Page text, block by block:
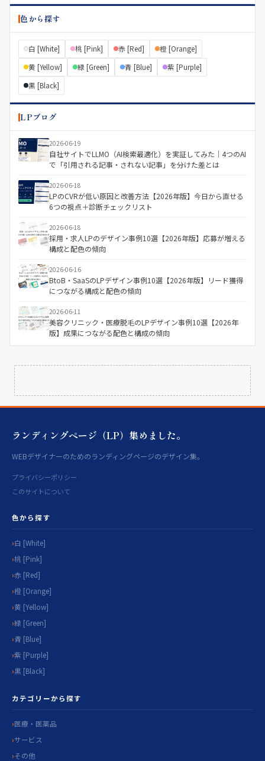
色から探す
白 [White] 桃 [Pink] 赤 [Red]
橙 [Orange]
黄 [Yellow]
緑 [Green] 青 [Blue]
紫 [Purple]
黒 [Black]
LPブログ
2026-06-19
自社サイトでLLMO（AI検索最適化）を実証してみた｜4つのAI
で「引用される記事・されない記事」を分けた差とは
2026-06-18
LPのCVRが低い原因と改善方法【2026年版】今日から直せる
6つの視点＋診断チェックリスト
2026-06-18
採用・求人LPのデザイン事例10選【2026年版】応募が増える
構成と配色の傾向
2026-06-16
BtoB・SaaSのLPデザイン事例10選【2026年版】リード獲得
につながる構成と配色の傾向
2026-06-11
美容クリニック・医療脱毛のLPデザイン事例10選【2026年
版】成果につながる配色と構成の傾向
ランディングページ（LP）集めました。
WEBデザイナーのためのランディングページのデザイン集。
プライバシーポリシー
このサイトについて
色から探す
白 [White]
桃 [Pink]
赤 [Red]
橙 [Orange]
黄 [Yellow]
緑 [Green]
青 [Blue]
紫 [Purple]
黒 [Black]
カテゴリーから探す
医療・医薬品
サービス
その他